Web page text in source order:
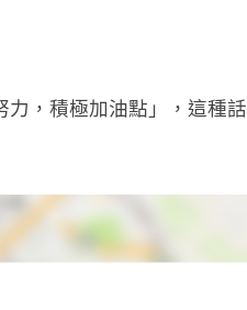
，積極加油點」，這種話